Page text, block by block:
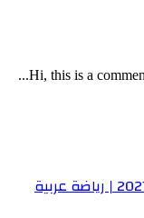
Hi, this is a